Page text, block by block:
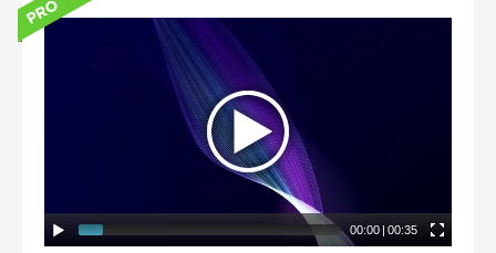
00:00 | 00:35